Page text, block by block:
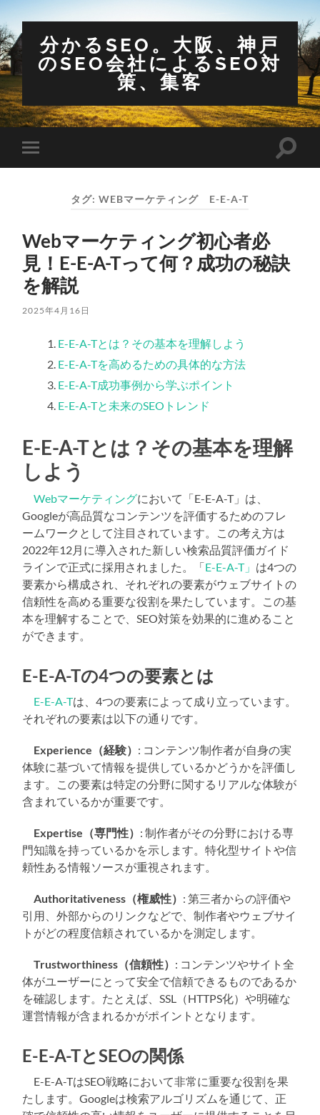
分かるSEO。大阪、神戸
のSEO会社によるSEO対
策、集客
モ
バ
ー
を
切
り
替
え
る
検
り
替
タグ:WEBマーケティング E-E-A-T
Webマーケティング初心者必
見！E-E-A-Tって何？成功の秘訣
を解説
2025年4月16日
E-E-A-Tとは？その基本を理解しよう
E-E-A-Tを高めるための具体的な方法
E-E-A-T成功事例から学ぶポイント
E-E-A-Tと未来のSEOトレンド
E-E-A-Tとは？その基本を理解
しよう
Webマーケティングにおいて「E-E-A-T」は、
Googleが高品質なコンテンツを評価するためのフレ
ームワークとして注目されています。この考え方は
2022年12月に導入された新しい検索品質評価ガイド
ラインで正式に採用されました。「E-E-A-T」 は4つの
要素から構成され、それぞれの要素がウェブサイトの
信頼性を高める重要な役割を果たしています。この基
本を理解することで、SEO対策を効果的に進めること
ができます。
E-E-A-Tの4つの要素とは
E-E-A-Tは、4つの要素によって成り立っています。
それぞれの要素は以下の通りです。
Experience（経験） : コンテンツ制作者が自身の実
体験に基づいて情報を提供しているかどうかを評価し
ます。この要素は特定の分野に関するリアルな体験が
含まれているかが重要です。
Expertise（専門性） : 制作者がその分野における専
門知識を持っているかを示します。特化型サイトや信
頼性ある情報ソースが重視されます。
Authoritativeness（権威性） : 第三者からの評価や
引用、外部からのリンクなどで、制作者やウェブサイ
トがどの程度信頼されているかを測定します。
Trustworthiness（信頼性） : コンテンツやサイト全
体がユーザーにとって安全で信頼できるものであるか
を確認します。たとえば、SSL（HTTPS化）や明確な
運営情報が含まれるかがポイントとなります。
E-E-A-TとSEOの関係
E-E-A-TはSEO戦略において非常に重要な役割を果
たします。Googleは検索アルゴリズムを通じて、正